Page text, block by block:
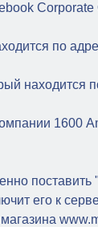
Corporate
по
находится
1600
его к